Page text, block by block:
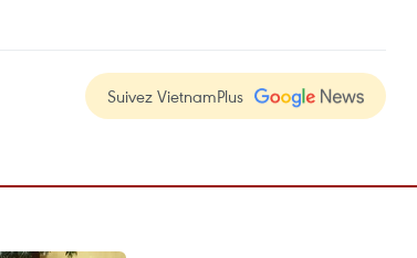
Suivez VietnamPlus